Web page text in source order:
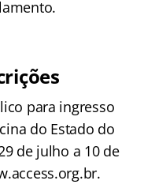
para ingresso
do Estado do
de julho a 10 de